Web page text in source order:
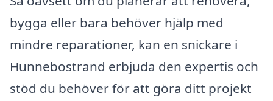
bygga eller bara behöver hjälp med
mindre reparationer, kan en snickare i
Hunnebostrand erbjuda den expertis och
stöd du behöver för att göra ditt projekt